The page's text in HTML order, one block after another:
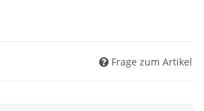
Frage zum Artikel